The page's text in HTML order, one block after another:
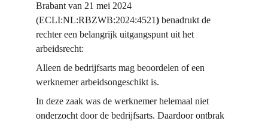
Brabant van 21 mei 2024
(ECLI:NL:RBZWB:2024:4521) benadrukt de
rechter een belangrijk uitgangspunt uit het
arbeidsrecht:
Alleen de bedrijfsarts mag beoordelen of een
werknemer arbeidsongeschikt is.
In deze zaak was de werknemer helemaal niet
onderzocht door de bedrijfsarts. Daardoor ontbrak